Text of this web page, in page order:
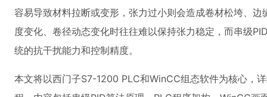
容易导致材料拉断或变形，张力过小则会造成卷材松垮、
度变化、卷径动态变化时往往难以保持张力稳定，而串级
统的抗干扰能力和控制精度。
本文将以西门子S7-1200 PLC和WinCC组态软件为核心，